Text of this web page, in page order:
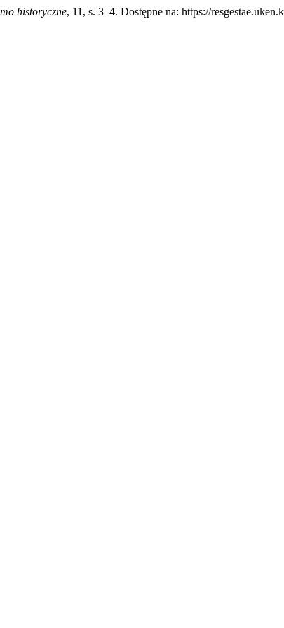
historyczne, 11, s. 3–4. Dostępne na: https://